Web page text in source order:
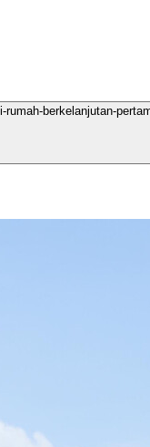
berkelanjutan-